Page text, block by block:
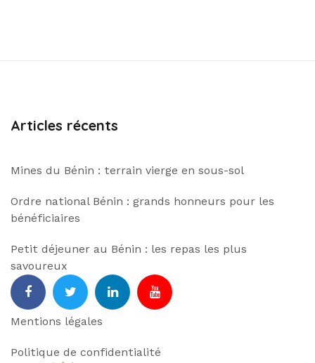
Articles récents
Mines du Bénin : terrain vierge en sous-sol
Ordre national Bénin : grands honneurs pour les
bénéficiaires
Petit déjeuner au Bénin : les repas les plus
savoureux
facebookTwitterLinkedin
Mentions légales
Politique de confidentialité